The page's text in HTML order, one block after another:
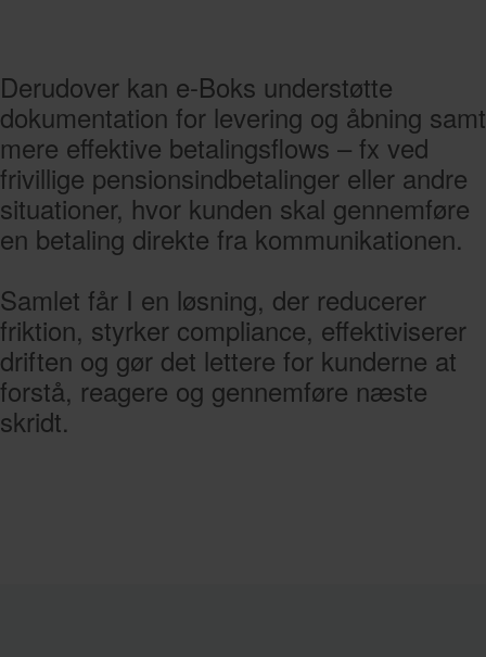
Derudover kan e-Boks understøtte
dokumentation for levering og åbning samt
mere effektive betalingsflows – fx ved
frivillige pensionsindbetalinger eller andre
situationer, hvor kunden skal gennemføre
en betaling direkte fra kommunikationen.
Samlet får I en løsning, der reducerer
friktion, styrker compliance, effektiviserer
driften og gør det lettere for kunderne at
forstå, reagere og gennemføre næste
skridt.